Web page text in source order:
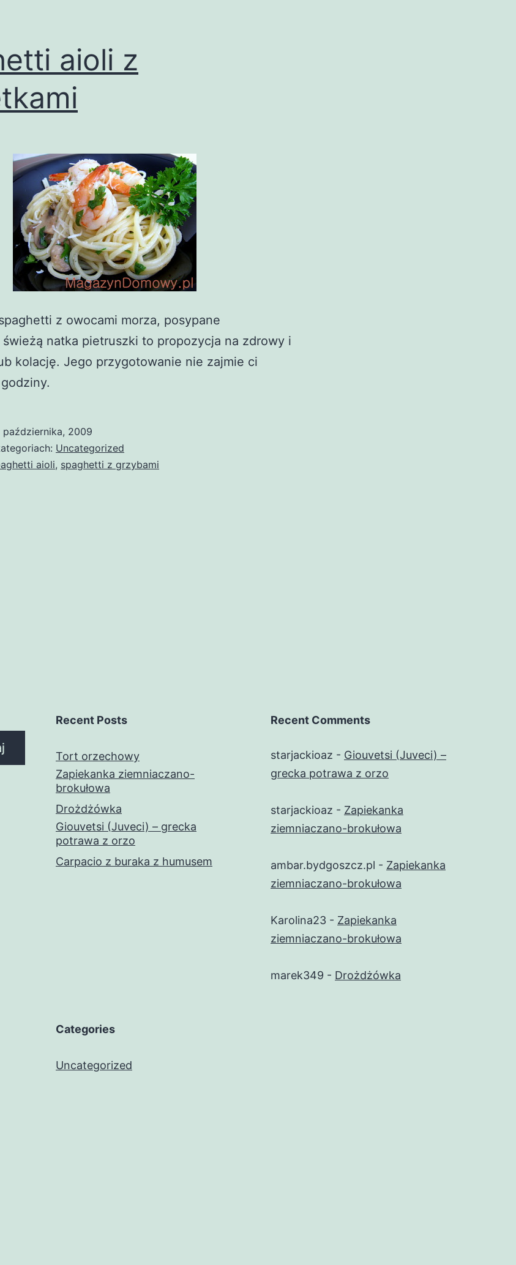
aioli z
z owocami morza, posypane
świeżą natka pietruszki to propozycja na zdrowy i
kolację. Jego przygotowanie nie zajmie ci
października, 2009
Uncategorized
aioli, spaghetti z grzybami
Recent Posts
Tort orzechowy
Zapiekanka ziemniaczano-
brokułowa
Drożdżówka
Giouvetsi (Juveci) – grecka
potrawa z orzo
Carpacio z buraka z humusem
Recent Comments
starjackioaz - Giouvetsi (Juveci) –
grecka potrawa z orzo
starjackioaz - Zapiekanka
ziemniaczano-brokułowa
ambar.bydgoszcz.pl - Zapiekanka
ziemniaczano-brokułowa
Karolina23 - Zapiekanka
ziemniaczano-brokułowa
marek349 - Drożdżówka
Categories
Uncategorized